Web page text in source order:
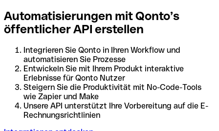
Automatisierungen mit Qonto’s
öffentlicher API erstellen
Integrieren Sie Qonto in Ihren Workflow und
automatisieren Sie Prozesse
Entwickeln Sie mit Ihrem Produkt interaktive
Erlebnisse für Qonto Nutzer
Steigern Sie die Produktivität mit No-Code-Tools
wie Zapier und Make
Unsere API unterstützt Ihre Vorbereitung auf die E-
Rechnungsrichtlinien